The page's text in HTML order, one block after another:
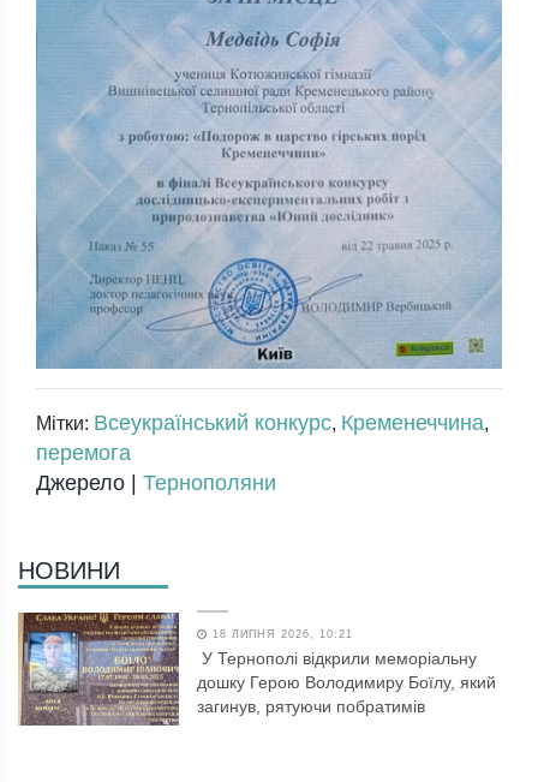
Мітки: Всеукраїнський конкурс, Кременеччина,
перемога
Джерело | Тернополяни
НОВИНИ
18 ЛИПНЯ 2026, 10:21
У Тернополі відкрили меморіальну
дошку Герою Володимиру Боїлу, який
загинув, рятуючи побратимів